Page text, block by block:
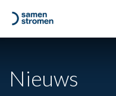
Nieuws